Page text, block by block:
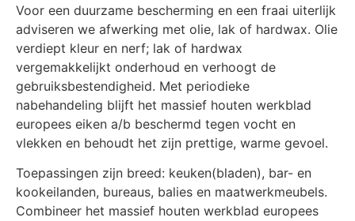
Voor een duurzame bescherming en een fraai uiterlijk
adviseren we afwerking met olie, lak of hardwax. Olie
verdiept kleur en nerf; lak of hardwax
vergemakkelijkt onderhoud en verhoogt de
gebruiksbestendigheid. Met periodieke
nabehandeling blijft het massief houten werkblad
europees eiken a/b beschermd tegen vocht en
vlekken en behoudt het zijn prettige, warme gevoel.
Toepassingen zijn breed: keuken(bladen), bar- en
kookeilanden, bureaus, balies en maatwerkmeubels.
Combineer het massief houten werkblad europees